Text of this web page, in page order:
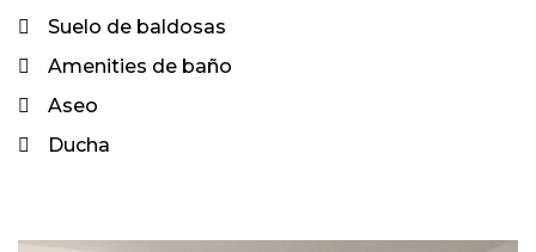
Suelo de baldosas
Amenities de baño
Aseo
Ducha